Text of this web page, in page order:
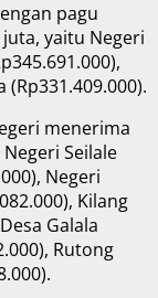
pagu
yaitu Negeri
(Rp331.409.000).
menerima
Seilale
Negeri
Kilang
Galala
Rutong